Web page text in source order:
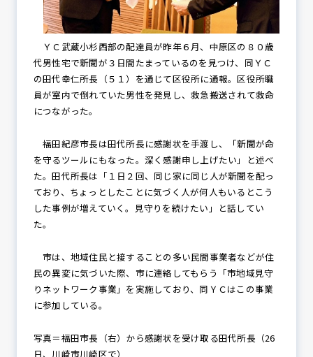
ＹＣ武蔵小杉西部の配達員が昨年６月、中原区の８０歳
代男性宅で新聞が３日間たまっているのを見つけ、同ＹＣ
の田代幸仁所長（５１）を通じて区役所に通報。区役所職
員が室内で倒れていた男性を発見し、救急搬送されて救命
につながった。
福田紀彦市長は田代所長に感謝状を手渡し、「新聞が命
を守るツールにもなった。深く感謝申し上げたい」と述べ
た。田代所長は「１日２回、同じ家に同じ人が新聞を配っ
ており、ちょっとしたことに気づく人が何人もいるとこう
した事例が増えていく。見守りを続けたい」と話してい
た。
市は、地域住民と接することの多い民間事業者などが住
民の異変に気づいた際、市に連絡してもらう「市地域見守
りネットワーク事業」を実施しており、同ＹＣはこの事業
に参加している。
写真＝福田市長（右）から感謝状を受け取る田代所長（26
日、川崎市川崎区で）